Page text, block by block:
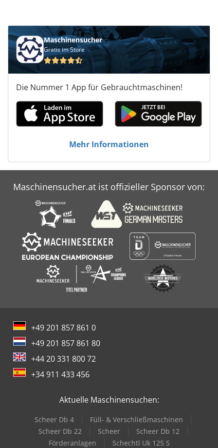
Maschinensucher
Gratis im Store
Die Nummer 1 App für Gebrauchtmaschinen!
Mehr Informationen
Maschinensucher.at ist offizieller Sponsor von:
+49 201 857 861 0
+49 201 857 861 80
+44 20 331 800 72
+34 911 433 456
Aktuelle Maschinensuchen:
Scheer Db 4
Füll- & Verschließmaschinen
Scheer Db 22
Scheer
Scheer Db 12
Förderanlagen
Schechtl Uk 125 S